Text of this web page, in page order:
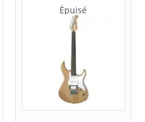
Épuisé